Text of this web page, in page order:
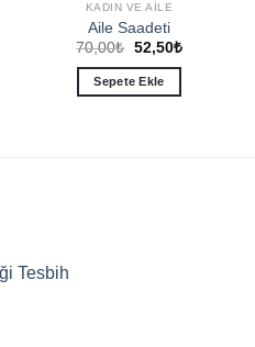
KADIN VE AILE
Aile Saadeti
70,00₺ Orijinal
70,00₺.
52,50₺Şu
Sepete Ekle
Tesbih